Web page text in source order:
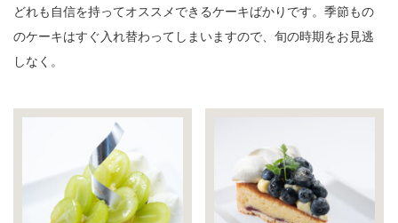
どれも自信を持ってオススメできるケーキばかりです。季節もの
のケーキはすぐ入れ替わってしまいますので、旬の時期をお見逃
しなく。